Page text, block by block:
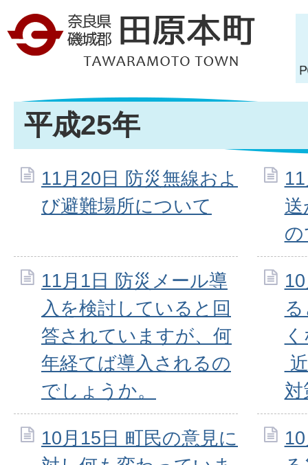
平成25年
11月20日 防災無線およ
び避難場所について
11月1日 防災メール導
入を検討していると回
答されていますが、何
年経てば導入されるの
でしょうか。
10月15日 町民の意見に